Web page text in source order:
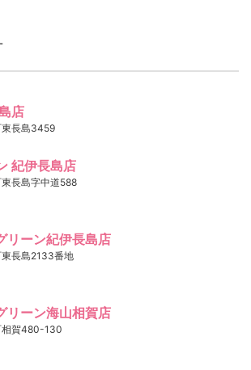
店
東長島3459
紀伊長島店
長島字中道588
リーン紀伊長島店
長島2133番地
リーン海山相賀店
相賀480-130